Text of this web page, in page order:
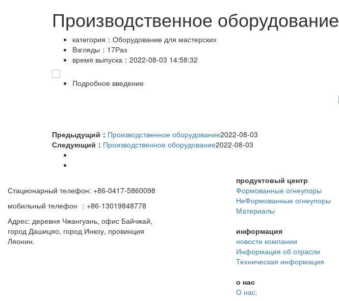
Производственное оборудование
категория： Оборудование для мастерских
Взгляды： 17Раз
время выпуска： 2022-08-03 14:58:32
Подробное введение
Предыдущий： Производственное оборудование2022-08-03
Следующий： Производственное оборудование2022-08-03
Стационарный телефон: +86-0417-5860098
мобильный телефон ：+86-13019848778
Адрес: деревня Чжангуань, офис Байчжай,
город Дашицяо, город Инкоу, провинция
Ляонин.
продуктовый центр
Формованные огнеупоры
НеФормованные огнеупоры
Материалы
информация
новости компании
Информация об отрасли
Техническая информация
о нас
О нас.